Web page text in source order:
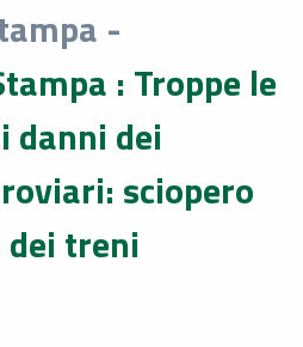
-
: Troppe le
danni dei
sciopero
dei treni